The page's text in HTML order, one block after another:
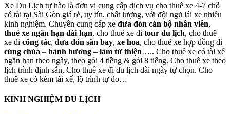
Xe Du Lịch tự hào là đơn vị cung cấp dịch vụ cho thuê xe 4-7 chỗ
có tài tại Sài Gòn giá rẻ, uy tín, chất lượng, với đội ngũ lái xe nhiều
kinh nghiệm. Chuyên cung cấp xe đưa đón cán bộ nhân viên,
thuê xe ngắn hạn dài hạn, cho thuê xe đi tour du lịch, cho thuê
xe đi công tác, đưa đón sân bay, xe hoa, cho thuê xe hợp đồng đi
cúng chùa – hành hương – làm từ thiện….. Cho thuê xe có tài xế
ngắn hạn theo ngày, theo gói 4 tiềng & gói 8 tiếng. Cho thuê xe theo
lịch trình định sẵn, Cho thuê xe đi du lịch dài ngày tự chọn. Cho
thuê xe có kèm tài xế, lộ trình tự do…
KINH NGHIỆM DU LỊCH